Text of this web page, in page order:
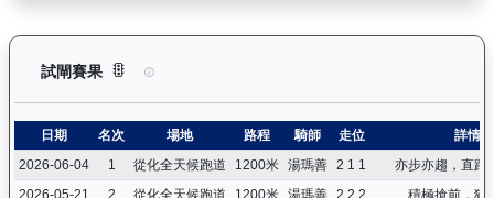
試閘賽果 閃耀威龍（G427）— 試閘賽果紀錄：查看馬匹
日期 名次 場地 路程 騎師 走位
詳情
2026-06-04
1 從化全天候跑道 1200米 湯瑪善 2 1 1
亦步亦趨，直路
2026-05-21
2 從化全天候跑道 1200米 湯瑪善 2 2 2
積極搶前，猶